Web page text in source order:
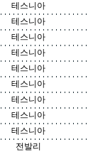
테스니아
테스니아
테스니아
테스니아
테스니아
테스니아
테스니아
테스니아
테스니아
전발리